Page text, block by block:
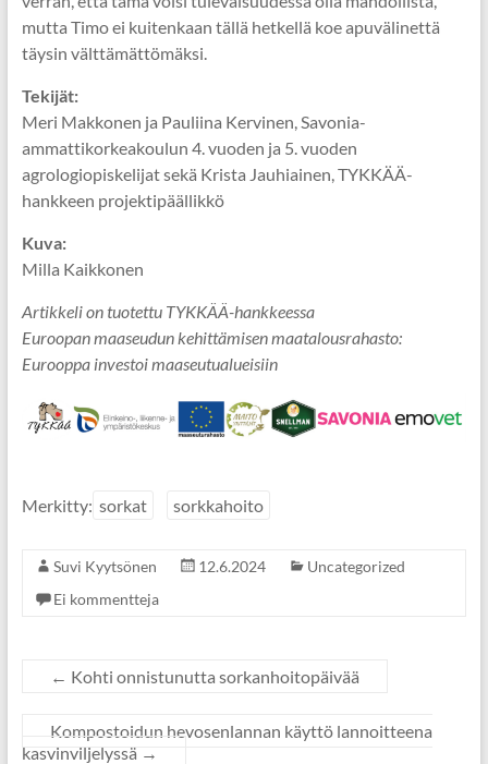
mutta Timo ei kuitenkaan tällä hetkellä koe apuvälinettä
täysin välttämättömäksi.
Tekijät:
Meri Makkonen ja Pauliina Kervinen, Savonia-
ammattikorkeakoulun 4. vuoden ja 5. vuoden
agrologiopiskelijat sekä Krista Jauhiainen, TYKKÄÄ-
hankkeen projektipäällikkö
Kuva:
Milla Kaikkonen
Artikkeli on tuotettu TYKKÄÄ-hankkeessa
Euroopan maaseudun kehittämisen maatalousrahasto:
Eurooppa investoi maaseutualueisiin
Merkitty: sorkat sorkkahoito
Suvi Kyytsönen 12.6.2024
Uncategorized
Ei kommentteja
← Kohti onnistunutta sorkanhoitopäivää
Kompostoidun hevosenlannan käyttö lannoitteena
kasvinviljelyssä →